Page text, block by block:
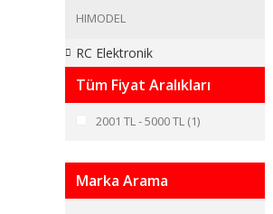
HIMODEL
RC Elektronik
Tüm Fiyat Aralıkları
2001 TL - 5000 TL (1)
Marka Arama